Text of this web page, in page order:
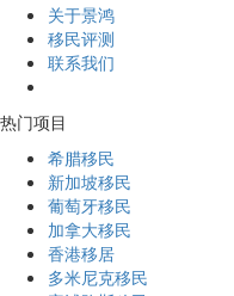
关于景鸿
移民评测
联系我们
热门项目
希腊移民
新加坡移民
葡萄牙移民
加拿大移民
香港移居
多米尼克移民